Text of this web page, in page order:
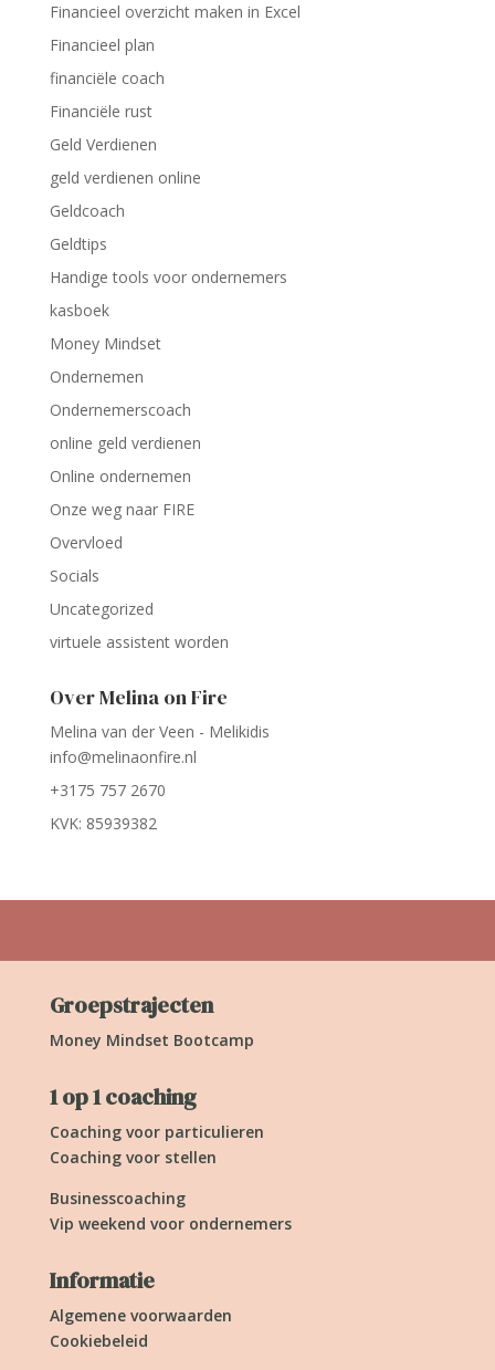
Financieel overzicht maken in Excel
Financieel plan
financiële coach
Financiële rust
Geld Verdienen
geld verdienen online
Geldcoach
Geldtips
Handige tools voor ondernemers
kasboek
Money Mindset
Ondernemen
Ondernemerscoach
online geld verdienen
Online ondernemen
Onze weg naar FIRE
Overvloed
Socials
Uncategorized
virtuele assistent worden
Over Melina on Fire
Melina van der Veen - Melikidis
info@melinaonfire.nl
+3175 757 2670
KVK: 85939382
Groepstrajecten
Money Mindset Bootcamp
1 op 1 coaching
Coaching voor particulieren
Coaching voor stellen
Businesscoaching
Vip weekend voor ondernemers
Informatie
Algemene voorwaarden
Cookiebeleid